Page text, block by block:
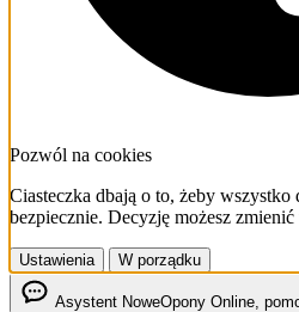
Pozwól na cookies
Ciasteczka dbają o to, żeby wszystko
bezpiecznie. Decyzję możesz
Ustawienia W porządku
Asystent NoweOpony Online,